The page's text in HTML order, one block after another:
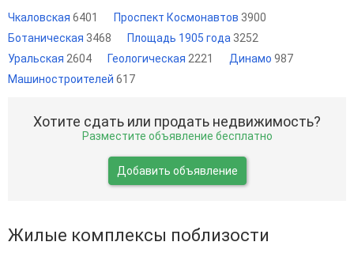
Чкаловская 6401 Проспект Космонавтов 3900
Ботаническая 3468 Площадь 1905 года 3252
Уральская 2604 Геологическая 2221 Динамо 987
Машиностроителей 617
Хотите сдать или продать недвижимость?
Разместите объявление бесплатно
Добавить объявление
Жилые комплексы поблизости